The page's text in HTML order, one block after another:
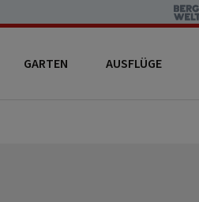
GARTEN AUSFLÜGE